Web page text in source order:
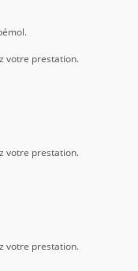
votre prestation.
votre prestation.
votre prestation.